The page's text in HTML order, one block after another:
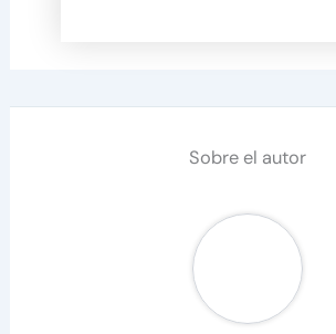
Sobre el autor